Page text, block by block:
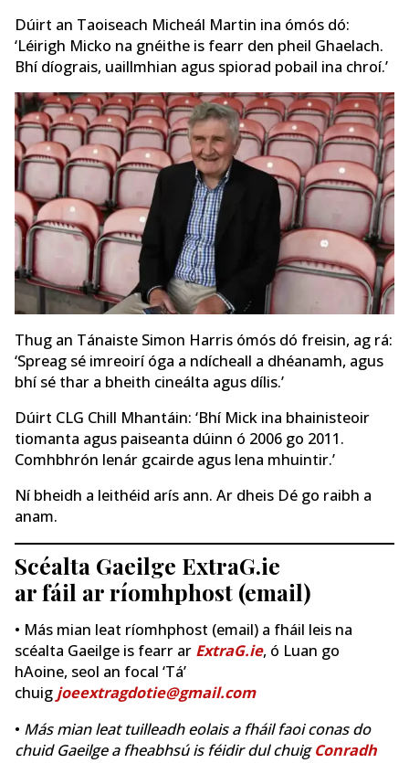
Dúirt an Taoiseach Micheál Martin ina ómós dó:
‘Léirigh Micko na gnéithe is fearr den pheil Ghaelach.
Bhí díograis, uaillmhian agus spiorad pobail ina chroí.’
Thug an Tánaiste Simon Harris ómós dó freisin, ag rá:
‘Spreag sé imreoirí óga a ndícheall a dhéanamh, agus
bhí sé thar a bheith cineálta agus dílis.’
Dúirt CLG Chill Mhantáin: ‘Bhí Mick ina bhainisteoir
tiomanta agus paiseanta dúinn ó 2006 go 2011.
Comhbhrón lenár gcairde agus lena mhuintir.’
Ní bheidh a leithéid arís ann. Ar dheis Dé go raibh a
anam.
Scéalta Gaeilge ExtraG.ie
ar fáil ar ríomhphost (email)
• Más mian leat ríomhphost (email) a fháil leis na
scéalta Gaeilge is fearr ar ExtraG.ie, ó Luan go
hAoine, seol an focal ‘Tá’
chuig joeextragdotie@gmail.com
• Más mian leat tuilleadh eolais a fháil faoi conas do
chuid Gaeilge a fheabhsú is féidir dul chuigConradh